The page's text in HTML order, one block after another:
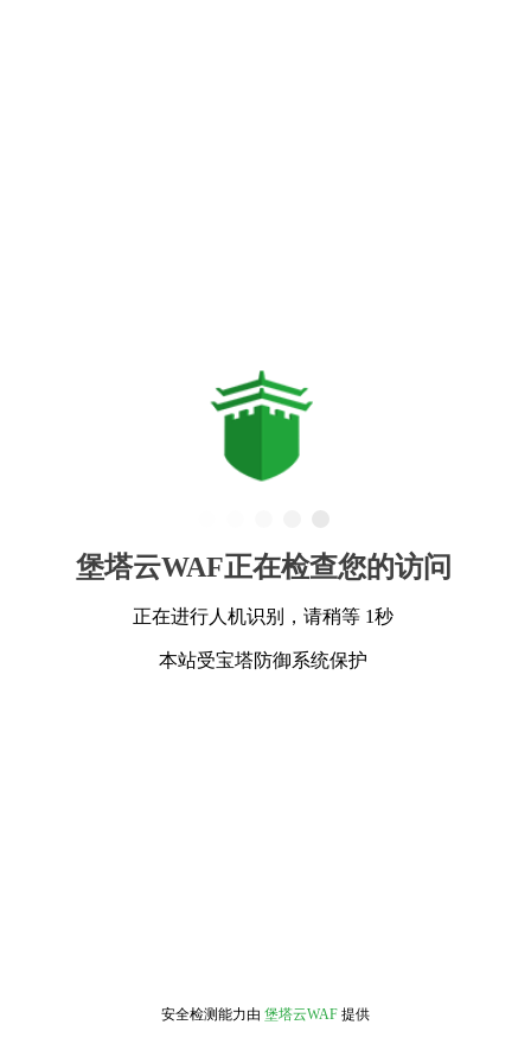
堡塔云WAF正在检查您的访问
正在进行人机识别，请稍等 1秒
本站受宝塔防御系统保护
安全检测能力由 堡塔云WAF 提供